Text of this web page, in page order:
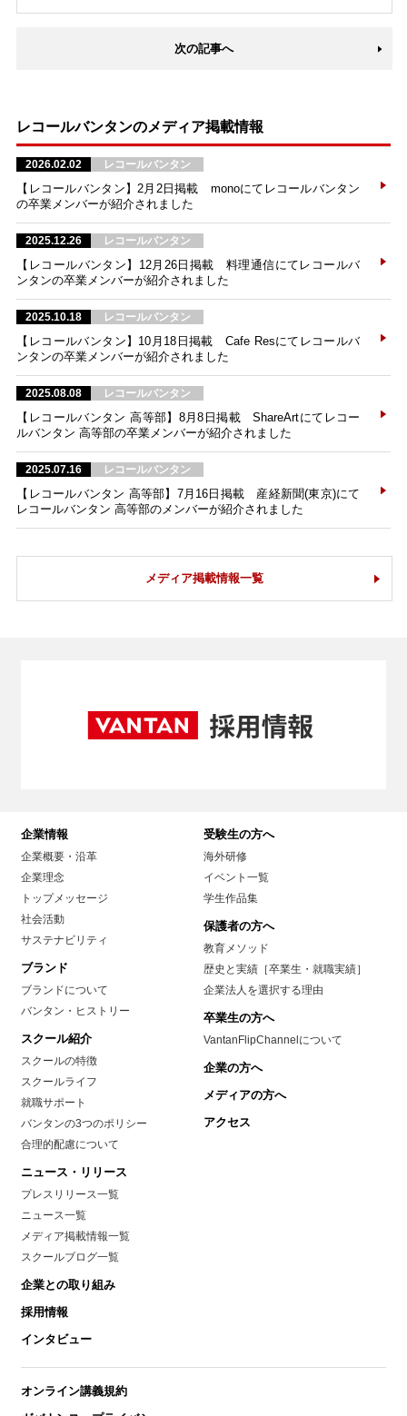
次の記事へ
レコールバンタンのメディア掲載情報
2026.02.02 レコールバンタン
【レコールバンタン】2月2日掲載 monoにてレコールバンタン
の卒業メンバーが紹介されました
2025.12.26 レコールバンタン
【レコールバンタン】12月26日掲載 料理通信にてレコールバ
ンタンの卒業メンバーが紹介されました
2025.10.18 レコールバンタン
【レコールバンタン】10月18日掲載 Cafe Resにてレコールバ
ンタンの卒業メンバーが紹介されました
2025.08.08 レコールバンタン
【レコールバンタン 高等部】8月8日掲載 ShareArtにてレコー
ルバンタン 高等部の卒業メンバーが紹介されました
2025.07.16 レコールバンタン
【レコールバンタン 高等部】7月16日掲載 産経新聞(東京)にて
レコールバンタン 高等部のメンバーが紹介されました
メディア掲載情報一覧
企業情報
企業概要・沿革
企業理念
トップメッセージ
社会活動
サステナビリティ
ブランド
ブランドについて
バンタン・ヒストリー
スクール紹介
スクールの特徴
スクールライフ
就職サポート
バンタンの3つのポリシー
合理的配慮について
ニュース・リリース
プレスリリース一覧
ニュース一覧
メディア掲載情報一覧
スクールブログ一覧
企業との取り組み
採用情報
インタビュー
受験生の方へ
海外研修
イベント一覧
学生作品集
保護者の方へ
教育メソッド
歴史と実績［卒業生・就職実績］
企業法人を選択する理由
卒業生の方へ
VantanFlipChannelについて
企業の方へ
メディアの方へ
アクセス
オンライン講義規約